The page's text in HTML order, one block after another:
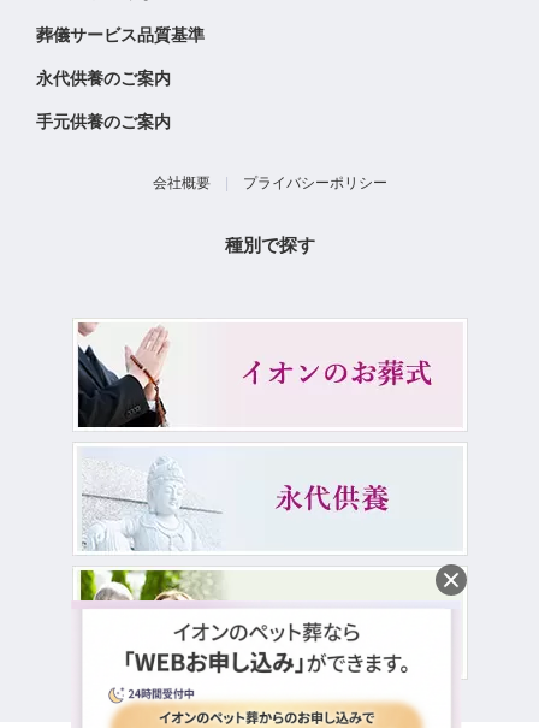
葬儀サービス品質基準
永代供養のご案内
手元供養のご案内
会社概要| プライバシーポリシー
種別で探す